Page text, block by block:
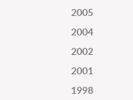
2005
2004
2002
2001
1998